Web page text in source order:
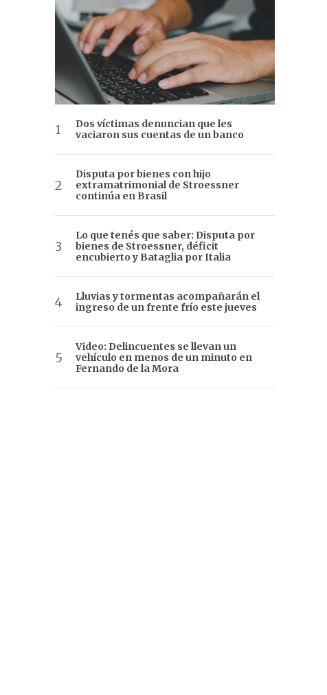
Dos víctimas denuncian que les
vaciaron sus cuentas de un banco
Disputa por bienes con hijo
extramatrimonial de Stroessner
continúa en Brasil
Lo que tenés que saber: Disputa por
bienes de Stroessner, déficit
encubierto y Bataglia por Italia
Lluvias y tormentas acompañarán el
ingreso de un frente frío este jueves
Video: Delincuentes se llevan un
vehículo en menos de un minuto en
Fernando de la Mora